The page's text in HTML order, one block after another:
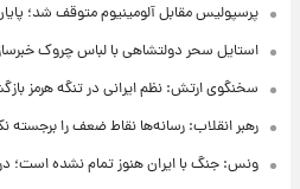
پرسپولیس مقابل آلومینیوم متوقف شد؛
استایل سحر دولتشاهی با لباس چروک
سخنگوی ارتش: نظم ایرانی در تنگه هرمز
رهبر انقلاب: رسانه‌ها نقاط ضعف را برجسته
ونس: جنگ با ایران هنوز تمام نشده است؛